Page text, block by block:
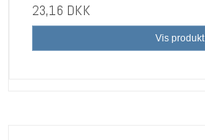
23,16 DKK
Vis produkt